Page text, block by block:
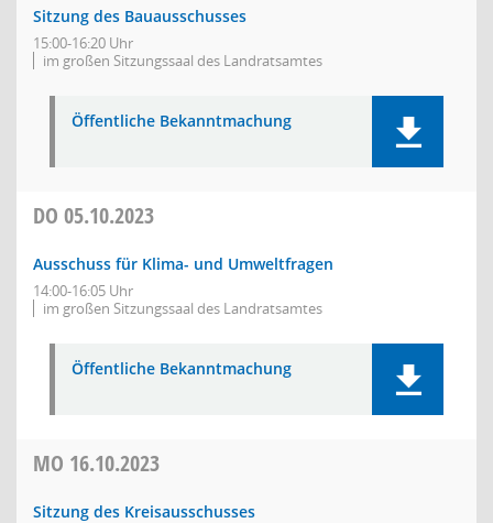
Sitzung des Bauausschusses
15:00-16:20 Uhr
im großen Sitzungssaal des Landratsamtes
Öffentliche Bekanntmachung
DO 05.10.2023
Ausschuss für Klima- und Umweltfragen
14:00-16:05 Uhr
im großen Sitzungssaal des Landratsamtes
Öffentliche Bekanntmachung
MO 16.10.2023
Sitzung des Kreisausschusses